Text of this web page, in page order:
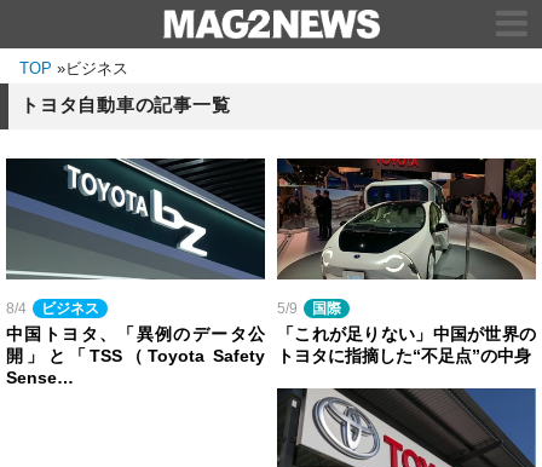
TOP »ビジネス
トヨタ自動車の記事一覧
8/4 ビジネス
中国トヨタ、「異例のデータ公
開」と「TSS（Toyota Safety
Sense…
5/9 国際
「これが足りない」中国が世界の
トヨタに指摘した“不足点”の中身